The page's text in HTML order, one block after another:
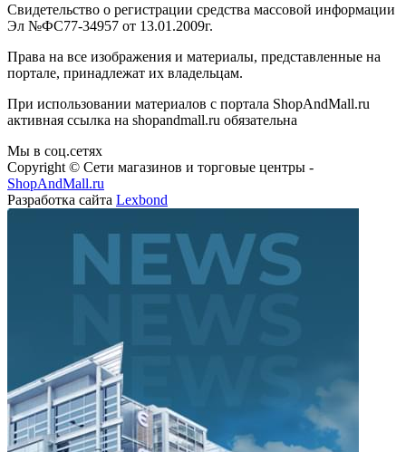
Свидетельство о регистрации средства массовой информации
Эл №ФС77-34957 от 13.01.2009г.
Права на все изображения и материалы, представленные на
портале, принадлежат их владельцам.
При использовании материалов с портала ShopAndMall.ru
активная ссылка на shopandmall.ru обязательна
Мы в соц.сетях
Copyright © Сети магазинов и торговые центры -
ShopAndMall.ru
Разработка сайта Lexbond